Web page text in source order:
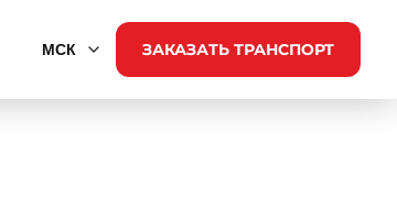
МСК ЗАКАЗАТЬ ТРАНСПОРТ